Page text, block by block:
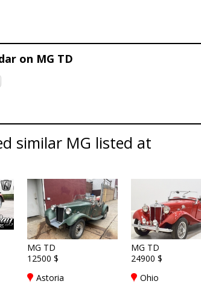
on MG TD
similar MG listed at
MG TD
12500 $
Astoria
MG TD
24900 $
Ohio